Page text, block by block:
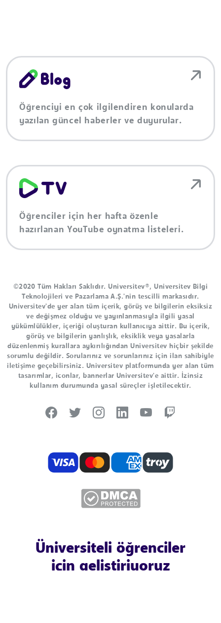
Öğrenciyi en çok ilgilendiren konularda
yazılan güncel haberler ve duyurular.
Öğrenciler için her hafta özenle
hazırlanan YouTube oynatma listeleri.
©2020 Tüm Hakları Saklıdır. Universitev®, Universitev Bilgi
Teknolojileri ve Pazarlama A.Ş.'nin tescilli markasıdır.
Universitev'de yer alan tüm içerik, görüş ve bilgilerin eksiksiz
ve değişmez olduğu ve yayınlanmasıyla ilgili yasal
yükümlülükler, içeriği oluşturan kullanıcıya aittir. Bu içerik,
görüş ve bilgilerin yanlışlık, eksiklik veya yasalarla
düzenlenmiş kurallara aykırılığından Universitev hiçbir şekilde
sorumlu değildir. Sorularınız ve sorunlarınız için ilan sahibiyle
iletişime geçebilirsiniz. Universitev platformunda yer alan tüm
tasarımlar, iconlar, bannerlar Universitev'e aittir. İzinsiz
kullanım durumunda yasal süreçler işletilecektir.
Üniversiteli öğrenciler
için geliştiriyoruz